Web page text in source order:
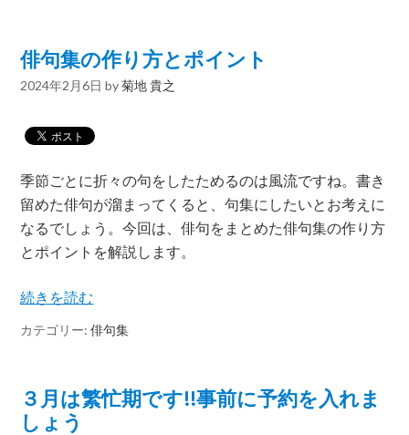
俳句集の作り方とポイント
2024年2月6日 by菊地 貴之
季節ごとに折々の句をしたためるのは風流ですね。書き
留めた俳句が溜まってくると、句集にしたいとお考えに
なるでしょう。今回は、俳句をまとめた俳句集の作り方
とポイントを解説します。
続きを読む
カテゴリー:俳句集
３月は繁忙期です!!事前に予約を入れま
しょう